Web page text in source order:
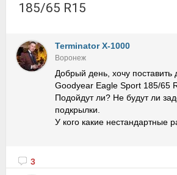
185/65 R15
Terminator X-1000
Воронеж
Добрый день, хочу поставить
Goodyear Eagle Sport 185/65
Подойдут ли? Не будут ли
подкрылки.
У кого какие нестандартные
3